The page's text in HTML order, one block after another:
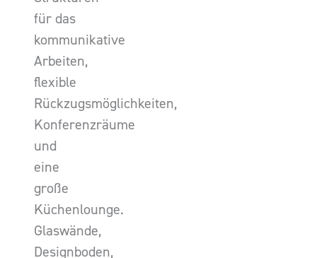
für das
kommunikative
Arbeiten,
flexible
Rückzugsmöglichkeiten,
Konferenzräume
und
eine
große
Küchenlounge.
Glaswände,
Designboden,